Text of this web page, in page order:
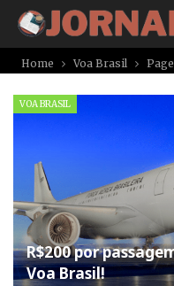
Home Voa Brasil
VOA BRASIL
R$200 por
Voa Brasil!